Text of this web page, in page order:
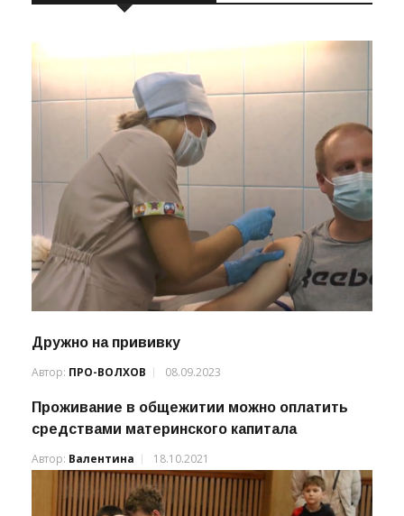
Дружно на прививку
Автор: ПРО-ВОЛХОВ 08.09.2023
Проживание в общежитии можно оплатить
средствами материнского капитала
Автор: Валентина 18.10.2021